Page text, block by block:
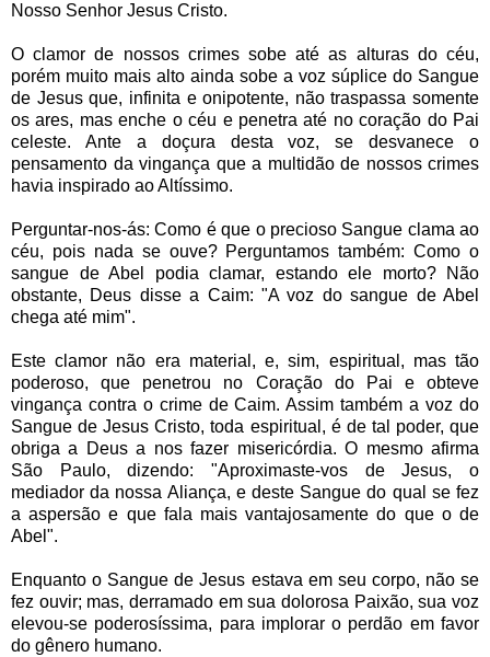
Nosso Senhor Jesus Cristo.
O clamor de nossos crimes sobe até as alturas do céu,
porém muito mais alto ainda sobe a voz súplice do Sangue
de Jesus que, infinita e onipotente, não traspassa somente
os ares, mas enche o céu e penetra até no coração do Pai
celeste. Ante a doçura desta voz, se desvanece o
pensamento da vingança que a multidão de nossos crimes
havia inspirado ao Altíssimo.
Perguntar-nos-ás: Como é que o precioso Sangue clama ao
céu, pois nada se ouve? Perguntamos também: Como o
sangue de Abel podia clamar, estando ele morto? Não
obstante, Deus disse a Caim: "A voz do sangue de Abel
chega até mim".
Este clamor não era material, e, sim, espiritual, mas tão
poderoso, que penetrou no Coração do Pai e obteve
vingança contra o crime de Caim. Assim também a voz do
Sangue de Jesus Cristo, toda espiritual, é de tal poder, que
obriga a Deus a nos fazer misericórdia. O mesmo afirma
São Paulo, dizendo: "Aproximaste-vos de Jesus, o
mediador da nossa Aliança, e deste Sangue do qual se fez
a aspersão e que fala mais vantajosamente do que o de
Abel".
Enquanto o Sangue de Jesus estava em seu corpo, não se
fez ouvir; mas, derramado em sua dolorosa Paixão, sua voz
elevou-se poderosíssima, para implorar o perdão em favor
do gênero humano.